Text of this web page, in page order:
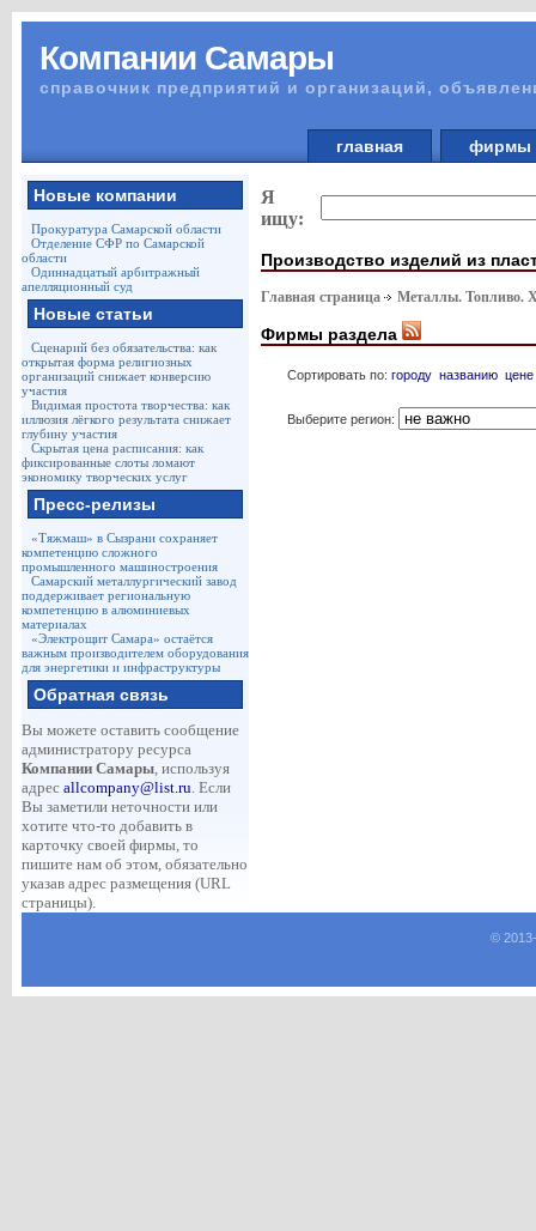
Компании Самары
справочник предприятий и организаций,
главная
Новые компании
Прокуратура Самарской области
Отделение СФР по Самарской
области
Одиннадцатый арбитражный
апелляционный суд
Новые статьи
Сценарий без обязательства: как
открытая форма религиозных
организаций снижает конверсию
участия
Видимая простота творчества: как
иллюзия лёгкого результата снижает
глубину участия
Скрытая цена расписания: как
фиксированные слоты ломают
экономику творческих услуг
Пресс-релизы
«Тяжмаш» в Сызрани сохраняет
компетенцию сложного
промышленного машиностроения
Самарский металлургический завод
поддерживает региональную
компетенцию в алюминиевых
материалах
«Электрощит Самара» остаётся
важным производителем оборудования
для энергетики и инфраструктуры
Обратная связь
Вы можете оставить сообщение
администратору ресурса
Компании Самары, используя
адрес allcompany@list.ru. Если
Вы заметили неточности или
хотите что-то добавить в
карточку своей фирмы, то
пишите нам об этом, обязательно
указав адрес размещения (URL
страницы).
Я
ищу:
Производство изделий из
Главная страница Металлы. Топливо.
Фирмы раздела
Сортировать по: городу названию цене
Выберите регион:
© 2013-